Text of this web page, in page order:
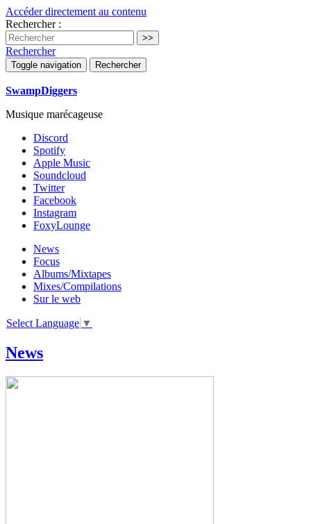
Accéder directement au contenu
Rechercher :
Rechercher
Toggle navigation Rechercher
SwampDiggers
Musique marécageuse
Discord
Spotify
Apple Music
Soundcloud
Twitter
Facebook
Instagram
FoxyLounge
News
Focus
Albums/Mixtapes
Mixes/Compilations
Sur le web
Select Language ▼
News